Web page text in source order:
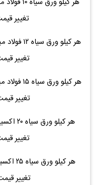
تغییر
تغییر
تغییر
تغییر
تغییر